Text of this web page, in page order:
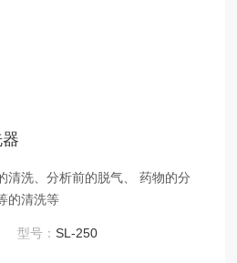
清洗、分析前的脱气、 药物的分
的清洗等
型号：SL-250